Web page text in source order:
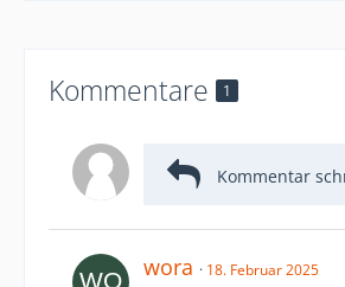
Kommentare 1
wora 18. Februar 2025